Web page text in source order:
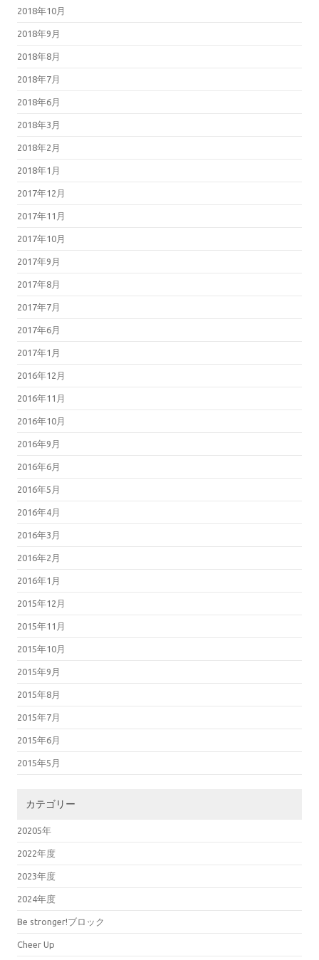
2018年10月
2018年9月
2018年8月
2018年7月
2018年6月
2018年3月
2018年2月
2018年1月
2017年12月
2017年11月
2017年10月
2017年9月
2017年8月
2017年7月
2017年6月
2017年1月
2016年12月
2016年11月
2016年10月
2016年9月
2016年6月
2016年5月
2016年4月
2016年3月
2016年2月
2016年1月
2015年12月
2015年11月
2015年10月
2015年9月
2015年8月
2015年7月
2015年6月
2015年5月
カテゴリー
20205年
2022年度
2023年度
2024年度
Be stronger!ブロック
Cheer Up